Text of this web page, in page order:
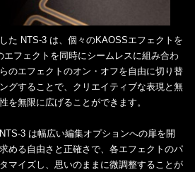
た NTS-3 は、個々のKAOSSエフェクトを
エフェクトを同時にシームレスに組み合わ
のエフェクトのオン・オフを自由に切り替
グすることで、クリエイティブな表現と無
を無限に広げることができます。
3 は幅広い編集オプションへの扉を開
める自由さと正確さで、各エフェクトのパ
マイズし、思いのままに微調整することが